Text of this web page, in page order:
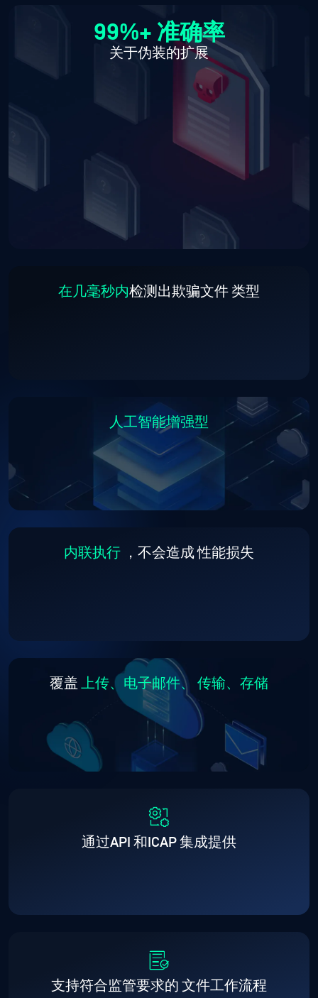
99%+ 准确率
关于伪装的扩展
在几毫秒内检测出欺骗文件类型
人工智能增强型
内联执行 ，不会造成性能损失
覆盖 上传、电子邮件、 传输、存储
通过API 和ICAP 集成提供
支持符合监管要求的 文件工作流程